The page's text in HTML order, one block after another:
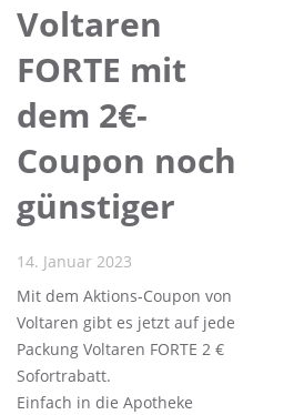
Voltaren
FORTE mit
dem 2€-
Coupon noch
günstiger
14. Januar 2023
Mit dem Aktions-Coupon von
Voltaren gibt es jetzt auf jede
Packung Voltaren FORTE 2 €
Sofortrabatt.
Einfach in die Apotheke